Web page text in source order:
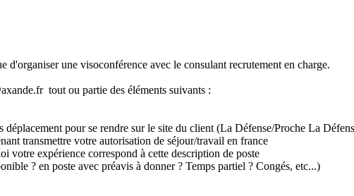
d'organiser une visoconférence avec le consulant recrutement en charge.
tout ou partie des éléments suivants :
pour se rendre sur le site du client (La Défense/Proche La
transmettre votre autorisation de séjour/travail en france
votre expérience correspond à cette description de poste
? en poste avec préavis à donner ? Temps partiel ? Congés, etc...)